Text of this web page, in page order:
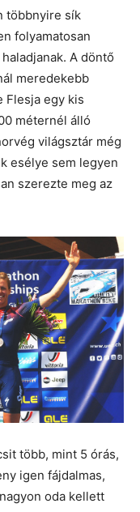
többnyire sík
folyamatosan
A döntő
meredekebb
Flesja egy kis
méternél álló
világsztár még
esélye sem legyen
szerezte meg az
több, mint 5 órás,
igen fájdalmas,
oda kellett